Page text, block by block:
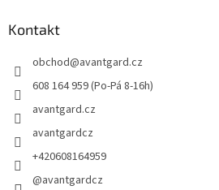
Kontakt
obchod@avantgard.cz
608 164 959 (Po-Pá 8-16h)
avantgard.cz
avantgardcz
+420608164959
@avantgardcz